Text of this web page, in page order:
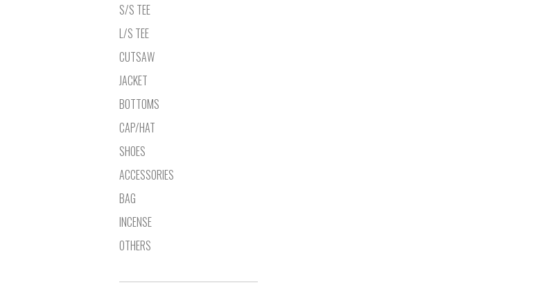
S/S TEE
L/S TEE
CUTSAW
JACKET
BOTTOMS
CAP/HAT
SHOES
ACCESSORIES
BAG
INCENSE
OTHERS